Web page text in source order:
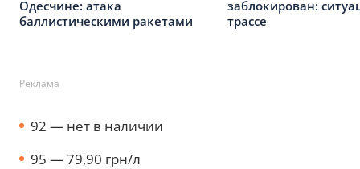
Одесчине: атака
баллистическими ракетами
заблокирован:
трассе
Реклама
92 — нет в наличии
95 — 79,90 грн/л